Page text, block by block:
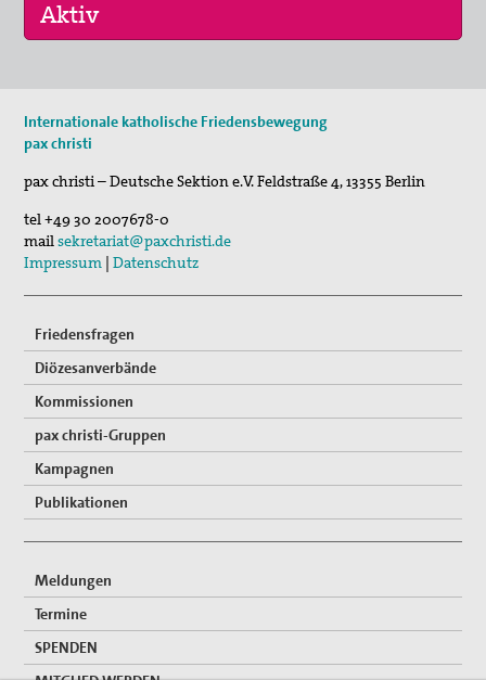
Fahrradpilgertour 2026
St. Peter-Lindenberg: Lesungen unter den Lind…
03. Sep 2026
Mahnwache
Internationale katholische Friedensbewegung
pax christi
pax christi – Deutsche Sektion e.V.Feldstraße 4,13355 Berlin
tel+49 30 2007678-0
mailsekretariat@paxchristi.de
Impressum |Datenschutz
Friedensfragen
Diözesanverbände
Kommissionen
pax christi-Gruppen
Kampagnen
Publikationen
Meldungen
Termine
SPENDEN